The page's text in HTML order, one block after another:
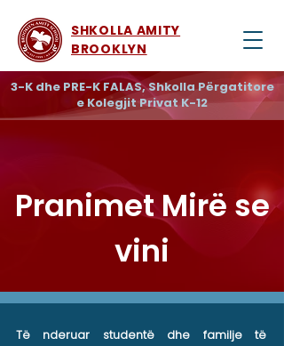
SHKOLLA AMITY
BROOKLYN
3-K dhe PRE-K FALAS, Shkolla Përgatitore
e Kolegjit Privat K-12
Pranimet Mirë se
vini
Të nderuar studentë dhe familje të